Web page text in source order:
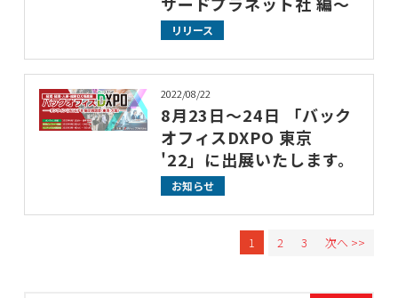
リリース
2022/08/22
8月23日～24日 「バック
オフィスDXPO 東京
'22」に出展いたします。
お知らせ
1 2 3 次へ >>